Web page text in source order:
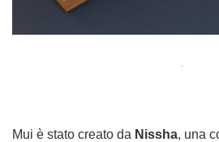
.
Mui è stato creato da Nissha, una